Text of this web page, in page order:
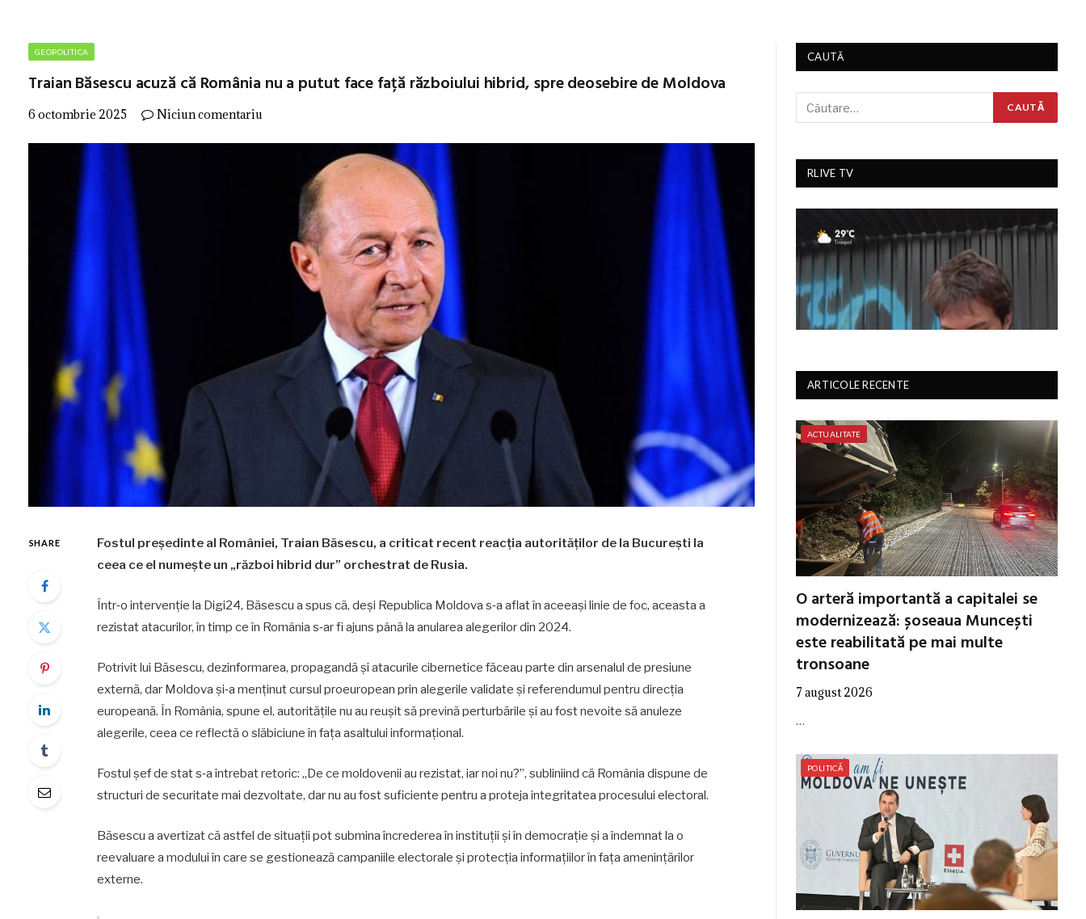
GEOPOLITICA
Traian Băsescu acuză că România nu a putut face față războiului hibrid, spre deosebire de Moldova
6 octombrie 2025 Niciun comentariu
SHARE
Fostul președinte al României, Traian Băsescu, a criticat recent reacția autorităților de la București la
ceea ce el numește un „război hibrid dur” orchestrat de Rusia.
Într‑o intervenție la Digi24, Băsescu a spus că, deși Republica Moldova s‑a aflat în aceeași linie de foc, aceasta a
rezistat atacurilor, în timp ce în România s‑ar fi ajuns până la anularea alegerilor din 2024.
Potrivit lui Băsescu, dezinformarea, propagandă și atacurile cibernetice făceau parte din arsenalul de presiune
externă, dar Moldova și‑a menținut cursul proeuropean prin alegerile validate și referendumul pentru direcția
europeană. În România, spune el, autoritățile nu au reușit să prevină perturbările și au fost nevoite să anuleze
alegerile, ceea ce reflectă o slăbiciune în fața asaltului informațional.
Fostul șef de stat s‑a întrebat retoric: „De ce moldovenii au rezistat, iar noi nu?”, subliniind că România dispune de
structuri de securitate mai dezvoltate, dar nu au fost suficiente pentru a proteja integritatea procesului electoral.
Băsescu a avertizat că astfel de situații pot submina încrederea în instituții și în democrație și a îndemnat la o
reevaluare a modului în care se gestionează campaniile electorale și protecția informațiilor în fața amenințărilor
externe.
CAUTĂ
RLIVE TV
ARTICOLE RECENTE
ACTUALITATE
O arteră importantă a capitalei se
modernizează: șoseaua Muncești
este reabilitată pe mai multe
tronsoane
7 august 2026
…
POLITICĂ